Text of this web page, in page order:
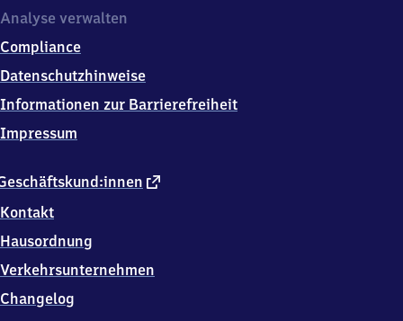
3
4
9
externer
Kontakt
Hausordnung
Verkehrsunternehmen
Changelog
Analyse verwalten
Compliance
Datenschutzhinweise
Informationen zur Barrierefreiheit
Impressum